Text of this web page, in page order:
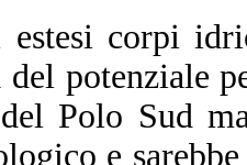
corpi
del potenziale
Polo Sud
e